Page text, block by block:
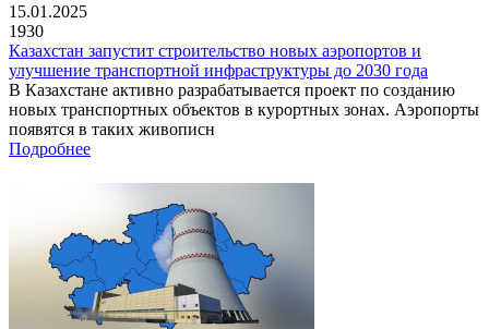
15.01.2025
1930
Казахстан запустит строительство новых аэропортов и
улучшение транспортной инфраструктуры до 2030 года
В Казахстане активно разрабатывается проект по созданию
новых транспортных объектов в курортных зонах. Аэропорты
появятся в таких живописн
Подробнее